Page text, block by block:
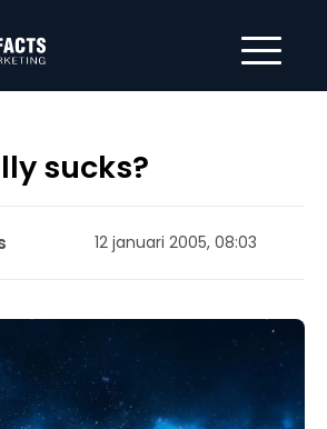
sucks?
12 januari 2005, 08:03